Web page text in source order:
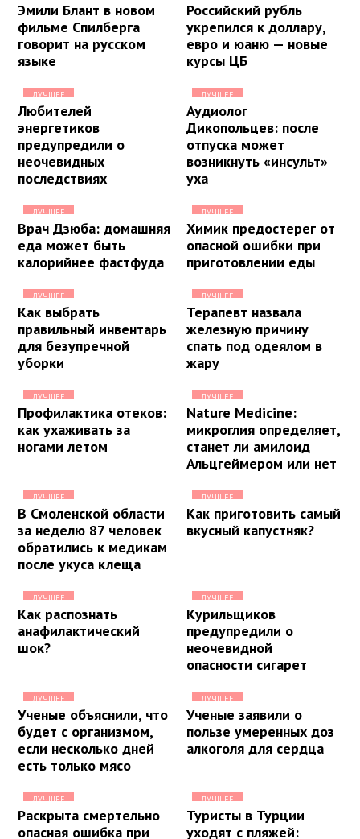
Эмили Блант в новом
фильме Спилберга
говорит на русском
языке
Российский рубль
укрепился к доллару,
евро и юаню — новые
курсы ЦБ
ЛУЧШЕЕ
Любителей
энергетиков
предупредили о
неочевидных
последствиях
ЛУЧШЕЕ
Аудиолог
Дикопольцев: после
отпуска может
возникнуть «инсульт»
уха
ЛУЧШЕЕ
Врач Дзюба: домашняя
еда может быть
калорийнее фастфуда
ЛУЧШЕЕ
Химик предостерег от
опасной ошибки при
приготовлении еды
ЛУЧШЕЕ
Как выбрать
правильный инвентарь
для безупречной
уборки
ЛУЧШЕЕ
Терапевт назвала
железную причину
спать под одеялом в
жару
ЛУЧШЕЕ
Профилактика отеков:
как ухаживать за
ногами летом
ЛУЧШЕЕ
Nature Medicine:
микроглия определяет,
станет ли амилоид
Альцгеймером или нет
ЛУЧШЕЕ
В Смоленской области
за неделю 87 человек
обратились к медикам
после укуса клеща
ЛУЧШЕЕ
Как приготовить самый
вкусный капустняк?
ЛУЧШЕЕ
Как распознать
анафилактический
шок?
ЛУЧШЕЕ
Курильщиков
предупредили о
неочевидной
опасности сигарет
ЛУЧШЕЕ
Ученые объяснили, что
будет с организмом,
если несколько дней
есть только мясо
ЛУЧШЕЕ
Ученые заявили о
пользе умеренных доз
алкоголя для сердца
ЛУЧШЕЕ
Раскрыта смертельно
опасная ошибка при
ЛУЧШЕЕ
Туристы в Турции
уходят с пляжей: